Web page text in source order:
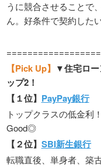
うに競合させることで
ん。好条件で契約した
【Pick Up】 ▼住宅ロー
ップ2！
【１位】 PayPay銀行
トップクラスの低金利
Good◎
【２位】 SBI新生銀行
転職直後、単身者、築